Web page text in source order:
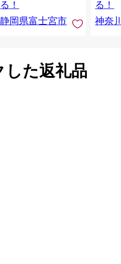
る！
静岡県富士宮市
川県
トペー
る！
神奈
した返礼品